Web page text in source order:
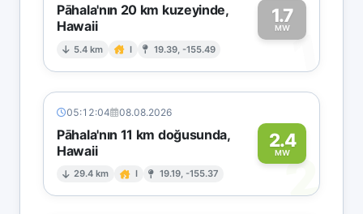
Pāhala'nın 20 km kuzeyinde,
Hawaii
5.4 km I 19.39, -155.49
1.7
MW1
05:12:04 08.08.2026
Pāhala'nın 11 km doğusunda,
Hawaii
29.4 km I 19.19, -155.37
2.4
MW2